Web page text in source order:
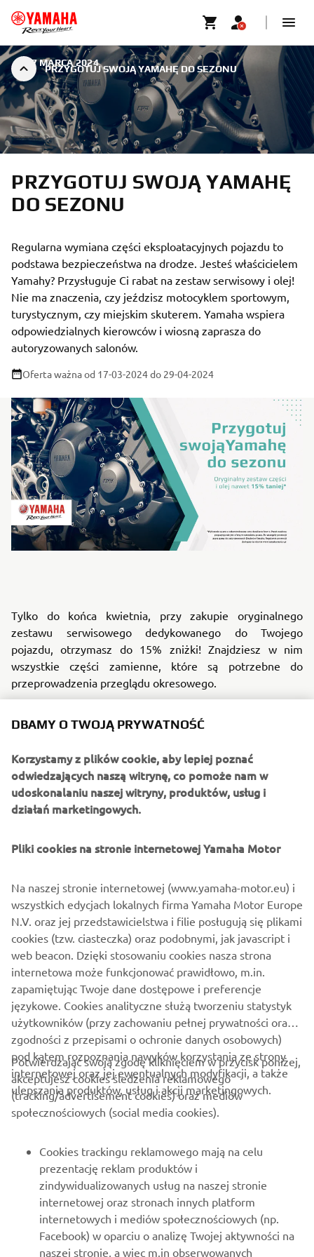
PRZYGOTUJ SWOJĄ YAMAHĘ DO SEZONU
17 MARCA 2024
PRZYGOTUJ SWOJĄ YAMAHĘ
DO SEZONU
Regularna wymiana części eksploatacyjnych pojazdu to
podstawa bezpieczeństwa na drodze. Jesteś właścicielem
Yamahy? Przysługuje Ci rabat na zestaw serwisowy i olej!
Nie ma znaczenia, czy jeździsz motocyklem sportowym,
turystycznym, czy miejskim skuterem. Yamaha wspiera
odpowiedzialnych kierowców i wiosną zaprasza do
autoryzowanych salonów.
Oferta ważna od 17-03-2024do 29-04-2024
Tylko do końca kwietnia, przy zakupie oryginalnego
zestawu serwisowego dedykowanego do Twojego
pojazdu, otrzymasz do 15% zniżki! Znajdziesz w nim
wszystkie części zamienne, które są potrzebne do
przeprowadzenia przeglądu okresowego.
także na zakup oleju Yamalube, który zapewni niezawodną
Co zrobić, aby otrzymać rabat? To proste! Wystarczy, że
przed złożeniem zamówienia okażesz numer VIN swojego
motocykla lub skutera Yamaha. Wiek pojazdu nie ma
Odwiedź najbliższego dealera Yamaha, przygotuj swój
W ramach promocji możesz kupić 1 zestaw serwisowy
oraz maksymalnie 4 litry oleju Yamalube. Zakup oleju w
promocyjnej cenie możliwy jest tylko w pakiecie z
zestawem serwisowym.
Promocja trwa od 18 marca do 30 kwietnia 2024.
Regulamin oraz szczegóły promocji dostępnetutaj
O FIRMIE
WIĘCEJ YAMAHA
WSPARCIE
DBAMY O TWOJĄ PRYWATNOŚĆ
Korzystamy z plików cookie, aby lepiej poznać
odwiedzających naszą witrynę, co pomoże nam w
udoskonalaniu naszej witryny, produktów, usług i
działań marketingowych.
wszystkich edycjach lokalnych firma Yamaha Motor Europe
N.V. oraz jej przedstawicielstwa i filie posługują się plikami
cookies (tzw. ciasteczka) oraz podobnymi, jak javascript i
web beacon. Dzięki stosowaniu cookies nasza strona
internetowa może funkcjonować prawidłowo, m.in.
zapamiętując Twoje dane dostępowe i preferencje
językowe. Cookies analityczne służą tworzeniu statystyk
użytkowników (przy zachowaniu pełnej prywatności oraz
zgodności z przepisami o ochronie danych osobowych)
pod kątem rozpoznania nawyków korzystania ze strony
internetowej oraz jej ewentualnych modyfikacji, a także
ulepszania produktów, usług i akcji marketingowych.
Potwierdzając swoją zgodę kliknięciem w przycisk poniżej,
akceptujesz cookies śledzenia reklamowego
(tracking/advertisement cookies) oraz mediów
społecznościowych (social media cookies).
prezentację reklam produktów i
zindywidualizowanych usług na naszej stronie
internetowej oraz stronach innych platform
internetowych i mediów społecznościowych (np.
Facebook) w oparciu o analizę Twojej aktywności na
naszej stronie, a więc m.in obserwowanych